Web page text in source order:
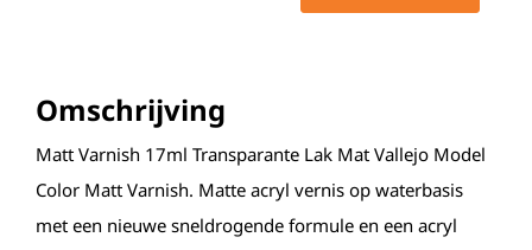
Omschrijving
Matt Varnish 17ml Transparante Lak Mat Vallejo Model
Color Matt Varnish. Matte acryl vernis op waterbasis
met een nieuwe sneldrogende formule en een acryl